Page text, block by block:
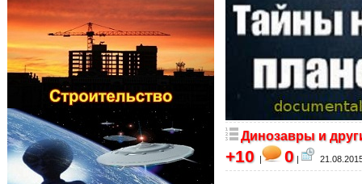
Динозавры и
+10 | 0 |